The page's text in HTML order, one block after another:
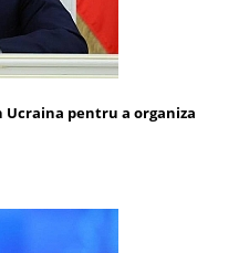
pentru a organiza